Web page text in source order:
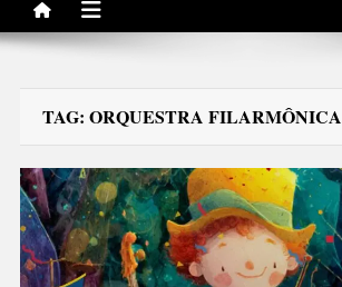
TAG: ORQUESTRA FILARMÔNICA